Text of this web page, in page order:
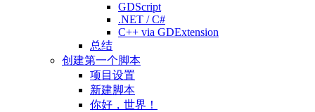
GDScript
.NET / C#
C++ via GDExtension
总结
创建第一个脚本
项目设置
新建脚本
你好，世界！